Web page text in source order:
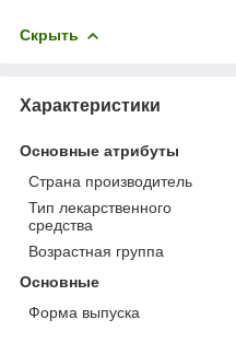
Скрыть
Характеристики
Основные атрибуты
Страна производитель
Тип лекарственного
средства
Возрастная группа
Основные
Форма выпуска